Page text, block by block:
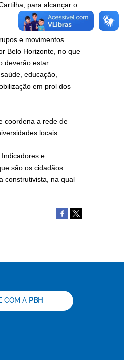
para alcançar o
e movimentos
Belo Horizonte, no que
deverão estar
educação,
em prol dos
coordena a rede de
locais.
e
são os cidadãos
construtivista, na qual
COM A PBH